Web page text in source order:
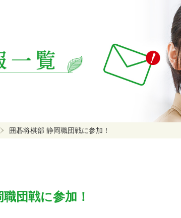
囲碁将棋部 静岡職団戦に参加！
団戦に参加！